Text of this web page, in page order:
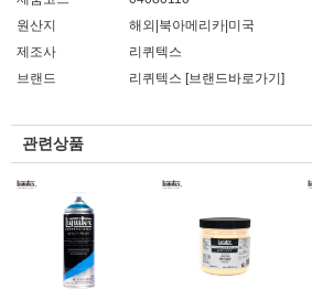
원산지
해외|북아메리카|미국
제조사
리퀴텍스
브랜드
리퀴텍스 [브랜드바로가기]
관련상품